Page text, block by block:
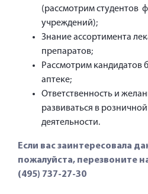
(рассмотрим студентов
учреждений);
Знание ассортимента
препаратов;
Рассмотрим кандидатов
аптеке;
Ответственность и
развиваться в
деятельности.
Если вас заинтересовала
пожалуйста, перезвоните
(495) 737-27-30